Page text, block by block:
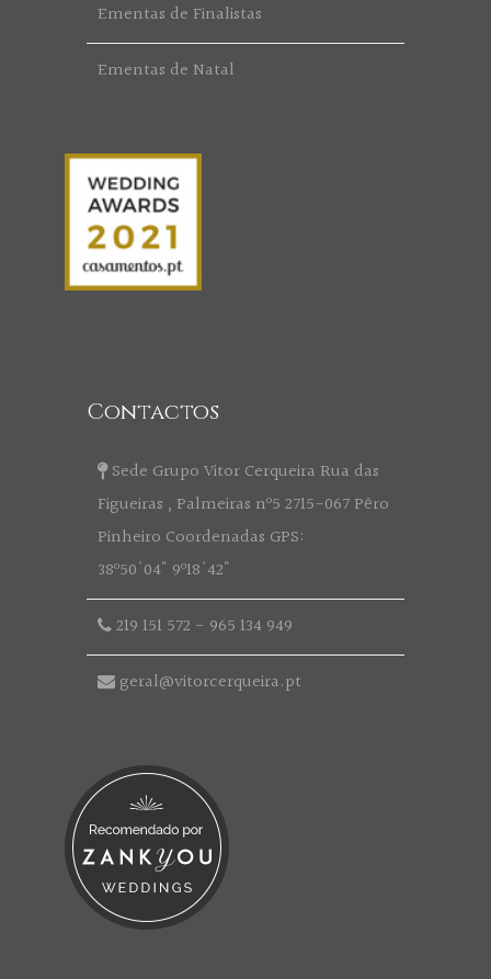
Ementas de Finalistas
Ementas de Natal
Contactos
Sede Grupo Vitor Cerqueira Rua das
Figueiras , Palmeiras nº5 2715-067 Pêro
Pinheiro Coordenadas GPS:
38º50'04" 9º18'42"
219 151 572 - 965 134 949
geral@vitorcerqueira.pt